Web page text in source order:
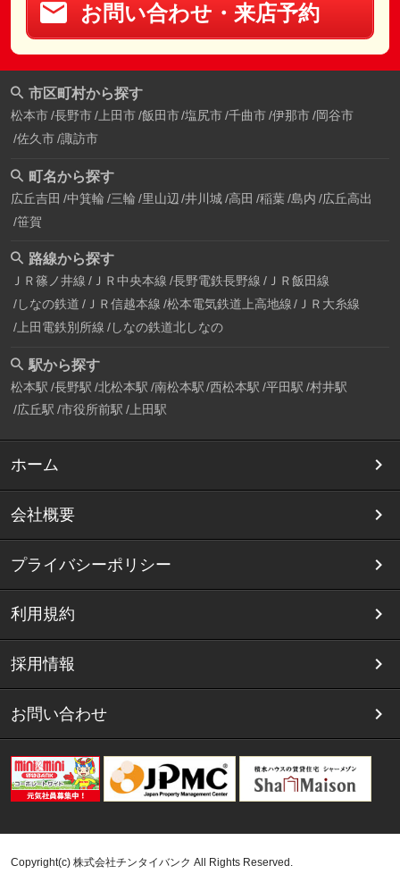
お問い合わせ・来店予約
市区町村から探す
松本市 長野市 上田市 飯田市 塩尻市 千曲市 伊那市 岡谷市
佐久市 諏訪市
町名から探す
広丘吉田 中箕輪 三輪 里山辺 井川城 高田 稲葉 島内 広丘高出
笹賀
路線から探す
ＪＲ篠ノ井線 ＪＲ中央本線 長野電鉄長野線 ＪＲ飯田線
しなの鉄道 ＪＲ信越本線 松本電気鉄道上高地線
ＪＲ大糸線
上田電鉄別所線 しなの鉄道北しなの
駅から探す
松本駅 長野駅 北松本駅 南松本駅 西松本駅 平田駅 村井駅
広丘駅 市役所前駅 上田駅
ホーム
会社概要
プライバシーポリシー
利用規約
採用情報
お問い合わせ
Copyright(c) 株式会社チンタイバンク All Rights Reserved.